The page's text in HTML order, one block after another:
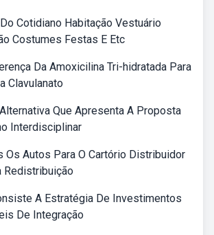
Cotidiano Habitação Vestuário
Costumes Festas E Etc
Da Amoxicilina Tri-hidratada Para
Clavulanato
Que Apresenta A Proposta
Interdisciplinar
Os Autos Para O Cartório Distribuidor
Redistribuição
A Estratégia De Investimentos
De Integração